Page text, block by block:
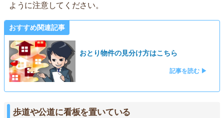
ように注意してください。
おすすめ関連記事
おとり物件の見分け方はこちら
記事を読む ▶
歩道や公道に看板を置いている